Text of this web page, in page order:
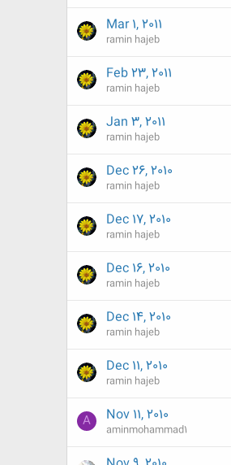
Mar 1, 2011
ramin hajeb
Feb 23, 2011
ramin hajeb
Jan 3, 2011
ramin hajeb
Dec 26, 2010
ramin hajeb
Dec 17, 2010
ramin hajeb
Dec 16, 2010
ramin hajeb
Dec 14, 2010
ramin hajeb
Dec 11, 2010
ramin hajeb
Nov 11, 2010
aminmohammad1
A